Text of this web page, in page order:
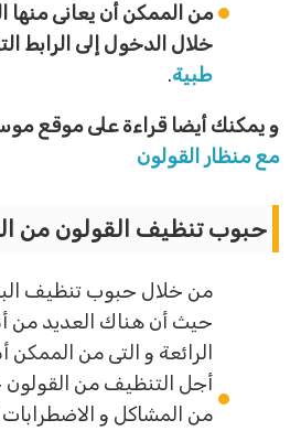
من الممكن أن يعانى
خلال الدخول إلى الرابط
طبية.
و يمكنك أيضا قراءة على موقع
مع منظار القولون
حبوب تنظيف القولون من
من خلال حبوب تنظيف
حيث أن هناك العديد من
الرائعة و التى من
أجل التنظيف من
من المشاكل و الاضطرابات